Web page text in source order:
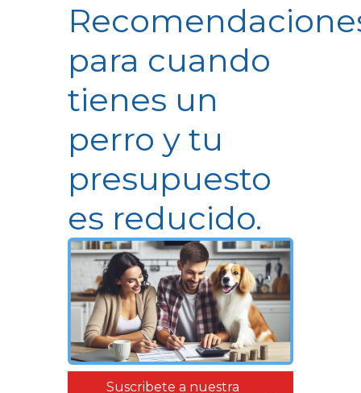
para cuando
tienes un
perro y tu
presupuesto
es reducido.
Suscribete a nuestra